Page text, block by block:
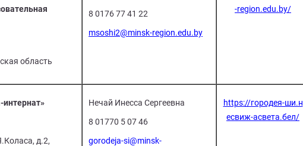
область
8 0176 77 41 22
msoshi2@minsk-region.edu.by
-region.edu.by/
д.2,
Нечай Инесса Сергеевна
8 01770 5 07 46
gorodeja-si@minsk-
https://городея-ши.н
есвиж-асвета.бел/